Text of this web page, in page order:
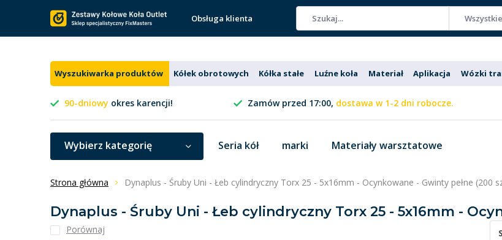
Obsługa klienta
Wyszukiwarka produktów Kółek obrotowych Kółka stałe Luźne koła Materiał Aplikacja Wózki
90-dniowy okres karencji! Zamów przed 17:00, dostawa w 1-2 dni robocze.
Wybierz kategorię Seria kół marki Materiały warsztatowe
Strona główna Dynaplus - Śruby Uni - Łeb cylindryczny Torx 25 - 5x16mm - Ocynkowane - Gwinty pełne (200
Dynaplus - Śruby Uni - Łeb cylindryczny Torx 25 - 5x16mm -
Porównaj